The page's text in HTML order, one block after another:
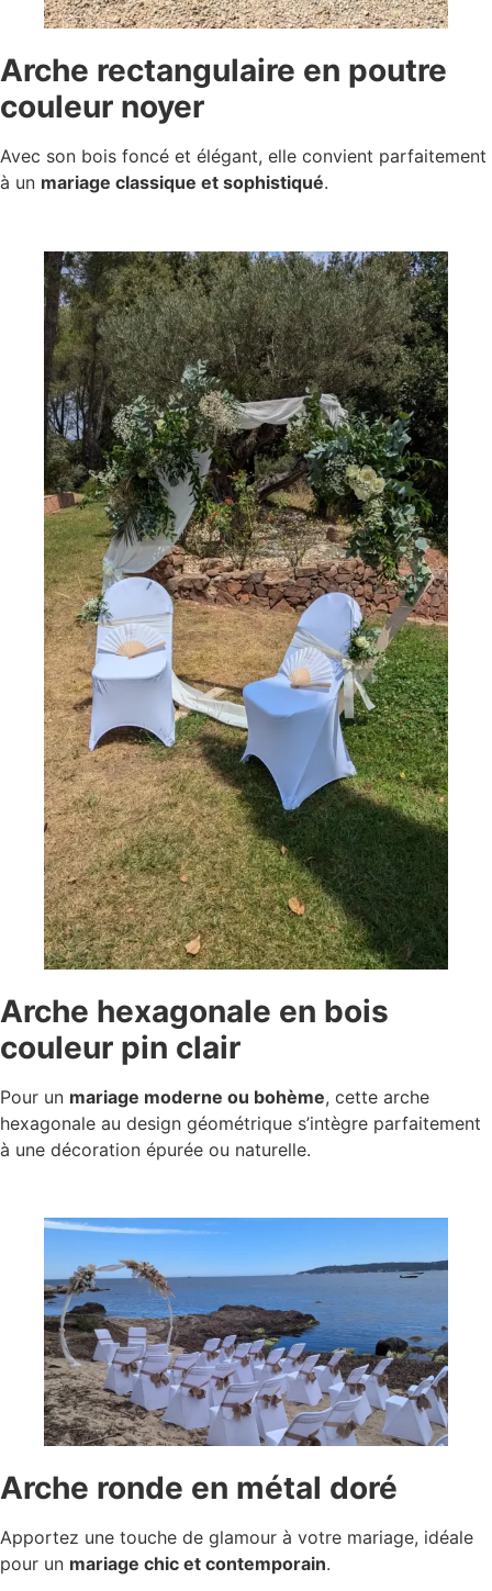
Arche rectangulaire en poutre
couleur noyer
Avec son bois foncé et élégant, elle convient parfaitement
à un mariage classique et sophistiqué.
Arche hexagonale en bois
couleur pin clair
Pour un mariage moderne ou bohème, cette arche
hexagonale au design géométrique s’intègre parfaitement
à une décoration épurée ou naturelle.
Arche ronde en métal doré
Apportez une touche de glamour à votre mariage, idéale
pour un mariage chic et contemporain.